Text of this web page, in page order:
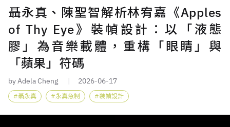
聶永真、陳聖智解析林宥嘉《Apples
of Thy Eye》裝幀設計：以「液態
膠」為音樂載體，重構「眼睛」與
「蘋果」符碼
by Adela Cheng 2026-06-17
聶永真 永真急制 裝幀設計